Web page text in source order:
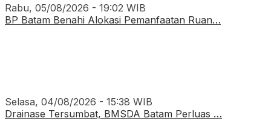
Rabu, 05/08/2026 - 19:02 WIB
BP Batam Benahi Alokasi Pemanfaatan Ruan…
Selasa, 04/08/2026 - 15:38 WIB
Drainase Tersumbat, BMSDA Batam Perluas …